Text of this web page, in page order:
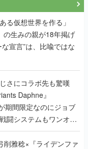
る仮想世界を作る」
生みの親が18年掲げ
宣言”は、比喩ではな
さにコラボ先も驚嘆
Daphne』
期間限定なのにジョブ
闘システムもワンオフ
を両ディレクターに聞
削雅稔×『ライデンファ